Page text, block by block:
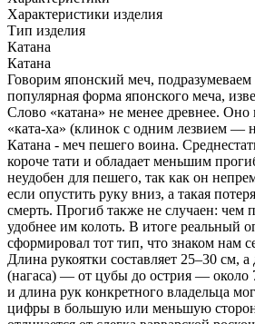
Характеристики изделия
Тип изделия
Катана
Катана
Говорим японский меч, подразумеваем
популярная форма японского меча,
Слово «катана» не менее древнее. Оно
«ката-ха» (клинок с одним лезвием —
Катана - меч пешего воина.
короче тати и обладает меньшим
неудобен для пешего, так как он
если опустить руку вниз, а такая
смерть. Прогиб также не случаен: чем
удобнее им колоть. В итоге реальный
сформировал тот тип, что знаком нам
Длина рукоятки составляет 25–30 см,
(нагаса) — от цубы до острия — около
и длина рук конкретного владельца
цифры в большую или меньшую